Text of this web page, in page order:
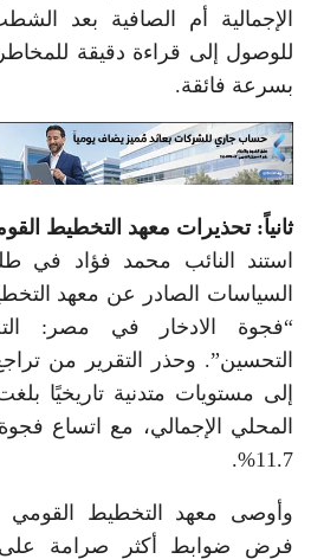
الإجمالية أم الصافية بعد
للوصول إلى قراءة دقيقة
بسرعة فائقة.
ثانياً: تحذيرات معهد التخطيط
استند النائب محمد فؤاد في
السياسات الصادر عن معهد
“فجوة الادخار في مصر:
التحسين”. وحذر التقرير من
المحلي الإجمالي، مع اتساع فجوة
11.7%.
وأوصى معهد التخطيط
فرض ضوابط أكثر صرامة على